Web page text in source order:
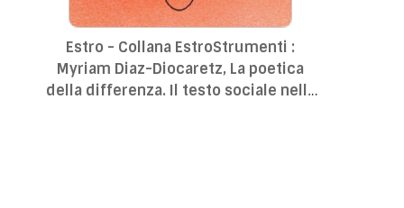
Estro - Collana EstroStrumenti :
Myriam Diaz-Diocaretz, La poetica
della differenza. Il testo sociale nella